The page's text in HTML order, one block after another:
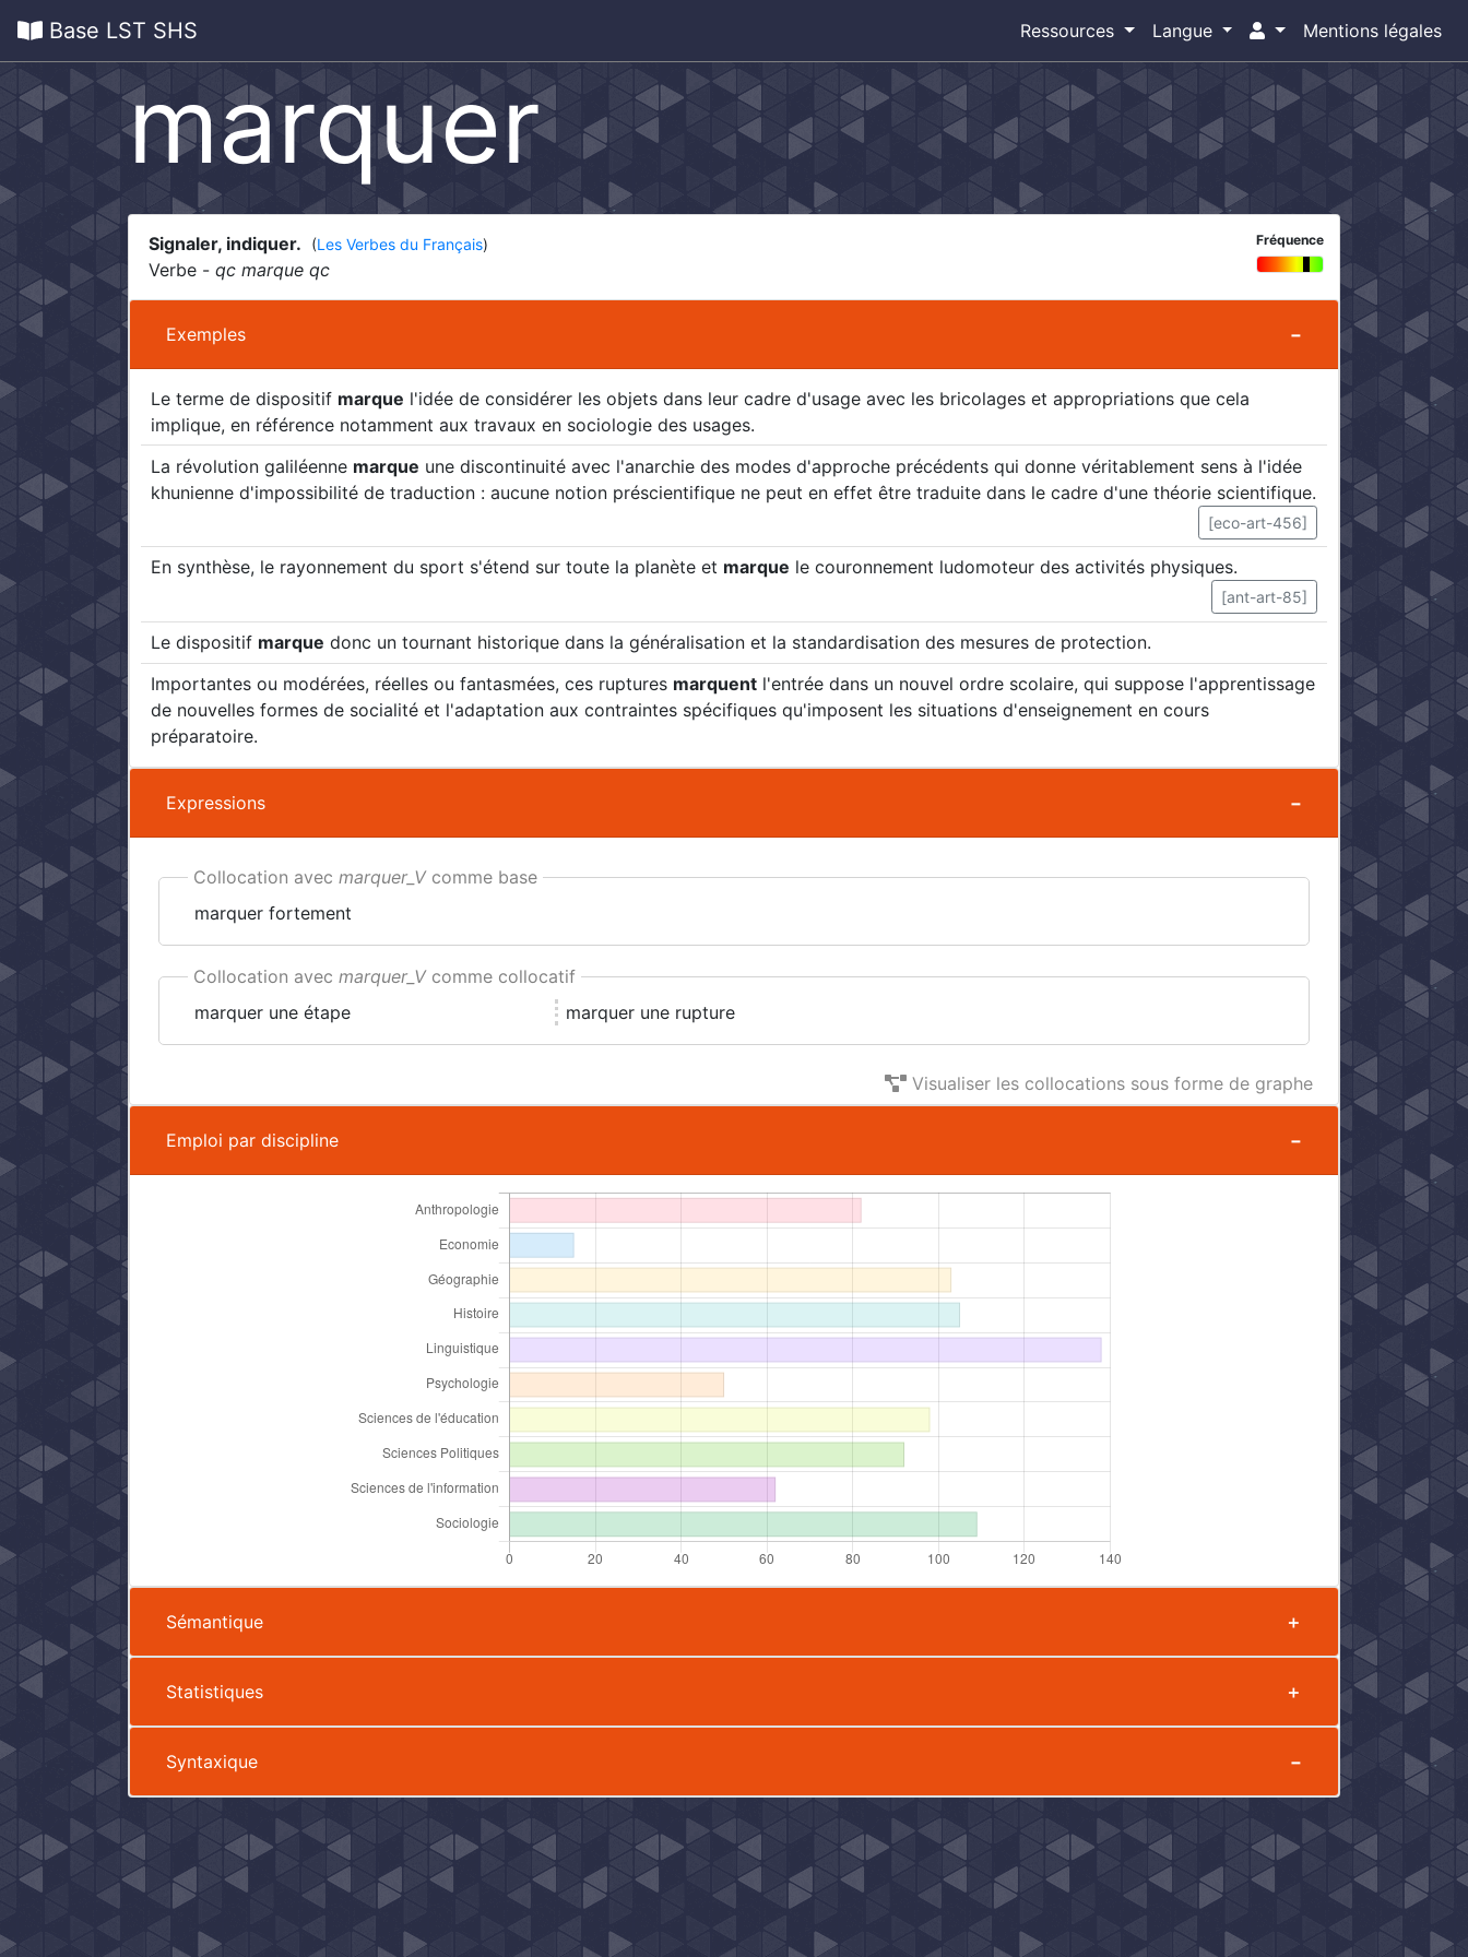
Base LST SHS Ressources Langue Mentions légales
marquer
Signaler, indiquer. (Les Verbes du Français)
Verbe - qc marque qc
Fréquence
Exemples
Le terme de dispositif marque l'idée de considérer les objets dans leur cadre d'usage avec les bricolages et appropriations que cela
implique, en référence notamment aux travaux en sociologie des usages.
La révolution galiléenne marque une discontinuité avec l'anarchie des modes d'approche précédents qui donne véritablement sens à l'idée
khunienne d'impossibilité de traduction : aucune notion préscientifique ne peut en effet être traduite dans le cadre d'une théorie scientifique.
[eco-art-456]
En synthèse, le rayonnement du sport s'étend sur toute la planète et marque le couronnement ludomoteur des activités physiques.
[ant-art-85]
Le dispositif marque donc un tournant historique dans la généralisation et la standardisation des mesures de protection.
Importantes ou modérées, réelles ou fantasmées, ces ruptures marquent l'entrée dans un nouvel ordre scolaire, qui suppose l'apprentissage
de nouvelles formes de socialité et l'adaptation aux contraintes spécifiques qu'imposent les situations d'enseignement en cours
préparatoire.
Expressions
Collocation avec marquer_Vcomme base
marquer fortement
Collocation avec marquer_Vcomme collocatif
marquer une étape
marquer une rupture
Visualiser les collocations sous forme de graphe
Emploi par discipline
Sémantique
Statistiques
Syntaxique